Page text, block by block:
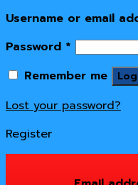
Username or email
Password *
Remember me
Lost your password?
Register